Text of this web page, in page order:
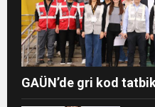
GAÜN’de gri kod